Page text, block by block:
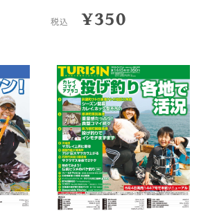
税込 ¥350